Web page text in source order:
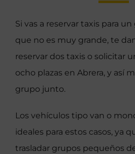
Si vas a reservar taxis para
que no es muy grande, te
reservar dos taxis o solicitar
ocho plazas en Abrera, y así
grupo junto.
Los vehículos tipo van o
ideales para estos casos, ya
trasladar grupos pequeños